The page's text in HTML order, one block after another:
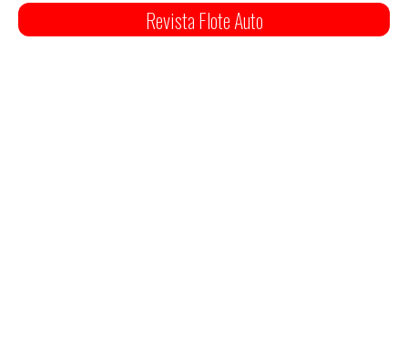
Revista Flote Auto